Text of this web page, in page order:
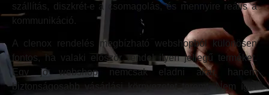
szállítás, diszkrét-e a csomagolás, és mennyire reális a
kommunikáció.
A clenox rendelés megbízható webshopból különösen
fontos, ha valaki először rendel ilyen jellegű terméket.
Egy jó webshop nemcsak eladni akar, hanem
biztonságosabb vásárlási környezetet teremt. Nem ígér